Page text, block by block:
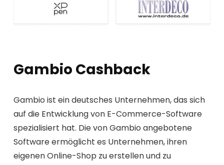
Gambio Cashback
Gambio ist ein deutsches Unternehmen, das sich
auf die Entwicklung von E-Commerce-Software
spezialisiert hat. Die von Gambio angebotene
Software ermöglicht es Unternehmen, ihren
eigenen Online-Shop zu erstellen und zu